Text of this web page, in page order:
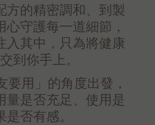
方的精密調和、到製
守護每一道細節，
入其中，只為將健康
到你手上。
用」的角度出發，
量是否充足、使用是
否有感。